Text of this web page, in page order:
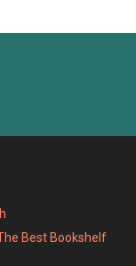
Best Bookshelf